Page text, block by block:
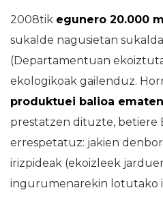
2008tik egunero 20.000
sukalde nagusietan
(Departamentuan
ekologikoak gailenduz.
produktuei balioa
prestatzen dituzte, betiere
errespetatuz: jakien
irizpideak (ekoizleek
ingurumenarekin lotutako